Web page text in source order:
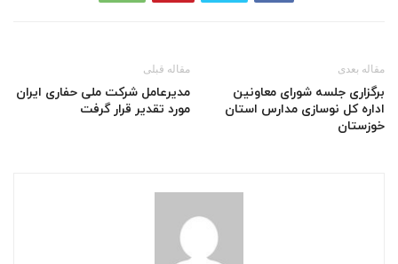
مقاله قبلی
مدیرعامل شرکت ملی حفاری ایران
مورد تقدیر قرار گرفت
مقاله بعدی
برگزاری جلسه شورای معاونین
اداره کل نوسازی مدارس استان
خوزستان